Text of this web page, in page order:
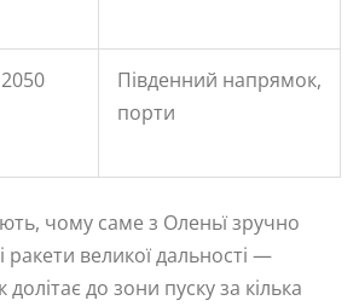
Південний напрямок,
порти
чому саме з Оленьї зручно
ракети великої дальності —
до зони пуску за кілька